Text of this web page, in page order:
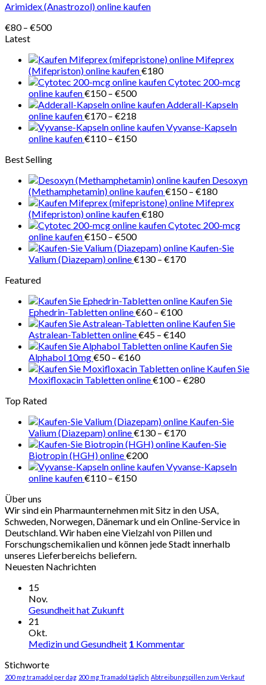
Arimidex (Anastrozol) online kaufen
€80 – €500Preisspanne:
€500
Latest
Mifeprex
(Mifepriston) online kaufen€180
Cytotec 200-mcg
online kaufen€150 – €500Preisspanne:
€150
€500
Adderall-Kapseln
online kaufen€170 – €218
€170
bis
Vyvanse-Kapseln
online kaufen€110 – €150Preisspanne:
Best Selling
Desoxyn
(Methamphetamin) online kaufen€150 – €180
€150
€180
Mifeprex
(Mifepriston) online kaufen€180
Cytotec 200-mcg
online kaufen€150 – €500Preisspanne:
€150
bis
Kaufen-Sie
Valium (Diazepam) online€130 – €170Preisspanne:
Featured
Kaufen Sie
Ephedrin-Tabletten online€60 – €100Preisspanne:
€60
bis
€100
Kaufen Sie
Astralean-Tabletten online€45 – €140Preisspanne:
€45
€140
Kaufen Sie
Alphabol 10mg€50 – €160Preisspanne:
€50
bis
Kaufen Sie
Moxifloxacin Tabletten online€100 – €280Preisspanne:
Top Rated
Kaufen-Sie
Valium (Diazepam) online€130 – €170Preisspanne:
€130
€170
Kaufen-Sie
Biotropin (HGH) online€200
Vyvanse-Kapseln
online kaufen€110 – €150Preisspanne:
€150
Über uns
Wir sind ein Pharmaunternehmen mit Sitz in den USA,
Schweden, Norwegen, Dänemark und ein Online-Service in
Deutschland. Wir haben eine Vielzahl von Pillen und
Forschungschemikalien und können jede Stadt innerhalb
unseres Lieferbereichs beliefern.
Neuesten Nachrichten
15
Nov.
Gesundheit hat Zukunft
21
Okt.
Medizin und Gesundheit 1 Kommentar
Stichworte
200 mg tramadol per dag 200 mg Tramadol täglich Abtreibungspillen zum Verkauf